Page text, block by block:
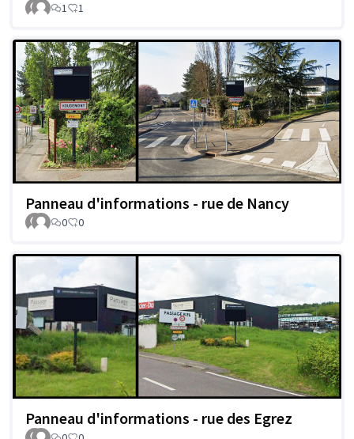
1 1
Panneau d'informations - rue de Nancy
0 0
Panneau d'informations - rue des Egrez